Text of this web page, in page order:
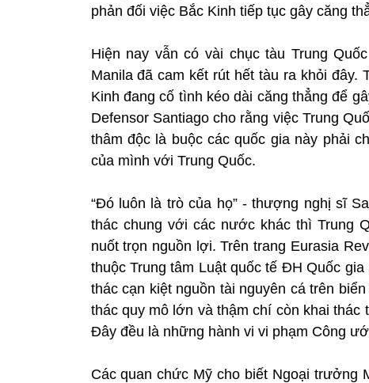
phản đối việc Bắc Kinh tiếp tục gây căng
Hiện nay vẫn có vài chục tàu Trung
Manila đã cam kết rút hết tàu ra khỏi đây.
Kinh đang cố tình kéo dài căng thẳng để
Defensor Santiago cho rằng việc Trung
thâm độc là buộc các quốc gia này phải
của mình với Trung Quốc.
“Đó luôn là trò của họ” - thượng nghị sĩ
thác chung với các nước khác thì Trung
nuốt trọn nguồn lợi. Trên trang Eurasia
thuộc Trung tâm Luật quốc tế ĐH Quốc
thác cạn kiệt nguồn tài nguyên cá trên
thác quy mô lớn và thậm chí còn khai thác
Đây đều là những hành vi vi phạm Công
Các quan chức Mỹ cho biết Ngoại trưởng